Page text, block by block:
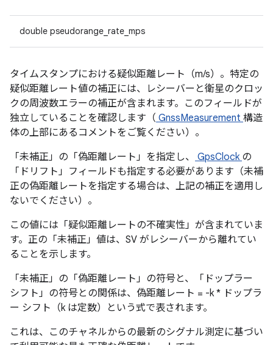
double pseudorange_rate_mps
タイムスタンプにおける疑似距離レート（m/s）。特定の
疑似距離レート値の補正には、レシーバーと衛星のクロッ
クの周波数エラーの補正が含まれます。このフィールドが
独立していることを確認します（ GnssMeasurement 構造
体の上部にあるコメントをご覧ください）。
「未補正」の「偽距離レート」を指定し、
GpsClock の
「ドリフト」フィールドも指定する必要があります（未補
正の偽距離レートを指定する場合は、上記の補正を適用し
ないでください）。
この値には「疑似距離レートの不確実性」が含まれていま
す。正の「未補正」値は、SV がレシーバーから離れてい
ることを示します。
「未補正」の「偽距離レート」の符号と、「ドップラー
シフト」の符号との関係は、偽距離レート = -k * ドップラ
ー シフト（k は定数）という式で表されます。
これは、このチャネルからの最新のシグナル測定に基づい